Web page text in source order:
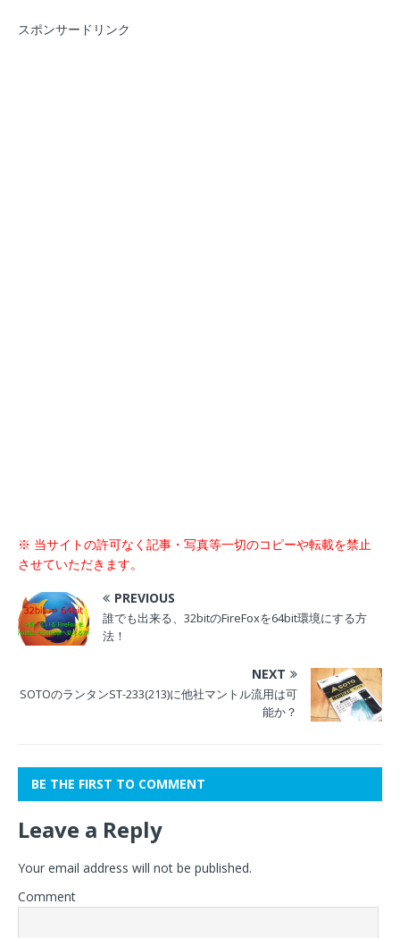
スポンサードリンク
※ 当サイトの許可なく記事・写真等一切のコピーや転載を禁止
させていただきます。
PREVIOUS
誰でも出来る、32bitのFireFoxを64bit環境にする方
法！
NEXT
SOTOのランタンST-233(213)に他社マントル流用は可
能か？
BE THE FIRST TO COMMENT
Leave a Reply
Your email address will not be published.
Comment